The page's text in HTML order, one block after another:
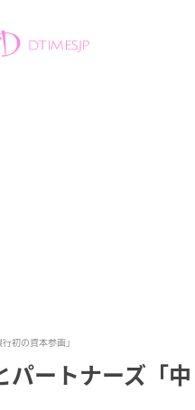
初の資本参画」
パートナーズ「中